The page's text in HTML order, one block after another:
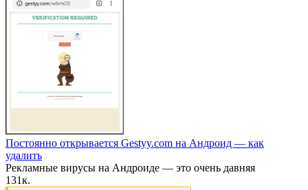
Постоянно открывается Gestyy.com на Андроид — как
удалить
Рекламные вирусы на Андроиде — это очень давняя
131к.